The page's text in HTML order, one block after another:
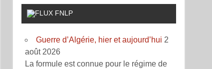
FNLP
Guerre d’Algérie, hier et aujourd’hui 2
août 2026
La formule est connue pour le régime de